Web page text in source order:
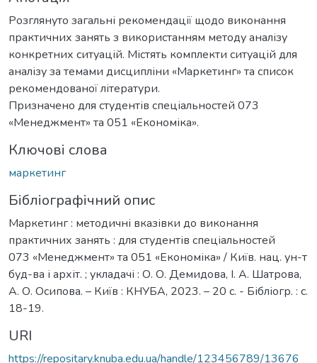
Розглянуто загальні рекомендації щодо виконання
практичних занять з використанням методу аналізу
конкретних ситуацій. Містять комплекти ситуацій для
аналізу за темами дисципліни «Маркетинг» та список
рекомендованої літератури.
Призначено для студентів спеціальностей 073
«Менеджмент» та 051 «Економіка».
Ключові слова
маркетинг
Бібліографічний опис
Маркетинг : методичні вказівки до виконання
практичних занять : для студентів спеціальностей
073 «Менеджмент» та 051 «Економіка» / Київ. нац. ун-т
буд-ва і архіт. ; укладачі : О. О. Демидова, І. А. Шатрова,
А. О. Осипова. – Київ : КНУБА, 2023. – 20 с. - Бібліогр. : с.
18-19.
URI
https://repositary.knuba.edu.ua/handle/123456789/13676